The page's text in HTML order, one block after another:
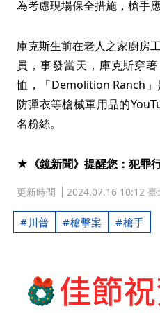
為考慮現場保全措施，槍手
庫克斯生前在老人之家廚房
員，事發當天，庫克斯穿
恤，「Demolition Ranch
防彈衣等槍械軍用品的
名粉絲。
★《鏡新聞》提醒您：犯罪
更新時間 2024.07.16 10:12 臺
川普 槍擊案 槍手